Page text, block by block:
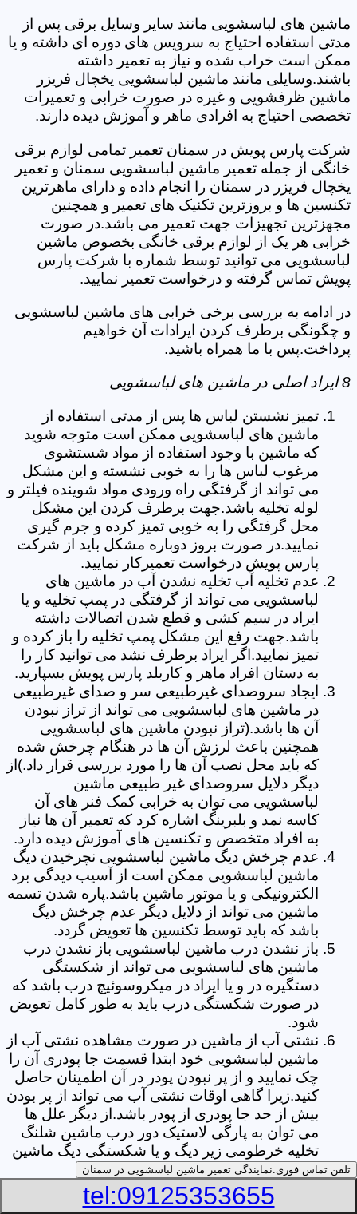
ماشین های لباسشویی مانند سایر وسایل برقی پس از
مدتی استفاده احتیاج به سرویس های دوره ای داشته و یا
ممکن است خراب شده و نیاز به تعمیر داشته
باشند.وسایلی مانند ماشین لباسشویی یخچال فریزر
ماشین ظرفشویی و غیره در صورت خرابی و تعمیرات
تخصصی احتیاج به افرادی ماهر و آموزش دیده دارند.
شرکت پارس پویش در سمنان تعمیر تمامی لوازم برقی
خانگی از جمله تعمیر ماشین لباسشویی سمنان و تعمیر
یخچال فریزر در سمنان را انجام داده و دارای ماهرترین
تکنسین ها و بروزترین تکنیک های تعمیر و همچنین
مجهزترین تجهیزات جهت تعمیر می باشد.در صورت
خرابی هر یک از لوازم برقی خانگی بخصوص ماشین
لباسشویی می توانید توسط شماره با شرکت پارس
پویش تماس گرفته و درخواست تعمیر نمایید.
در ادامه به بررسی برخی خرابی های ماشین لباسشویی
و چگونگی برطرف کردن ایرادات آن خواهیم
پرداخت.پس با ما همراه باشید.
8 ایراد اصلی در ماشین های لباسشویی
تمیز نشستن لباس ها پس از مدتی استفاده از
ماشین های لباسشویی ممکن است متوجه شوید
که ماشین با وجود استفاده از مواد شستشوی
مرغوب لباس ها را به خوبی نشسته و این مشکل
می تواند از گرفتگی راه ورودی مواد شوینده فیلتر و
لوله تخلیه باشد.جهت برطرف کردن این مشکل
محل گرفتگی را به خوبی تمیز کرده و جرم گیری
نمایید.در صورت بروز دوباره مشکل باید از شرکت
پارس پویش درخواست تعمیرکار نمایید.
عدم تخلیه آب تخلیه نشدن آب در ماشین های
لباسشویی می تواند از گرفتگی در پمپ تخلیه و یا
ایراد در سیم کشی و قطع شدن اتصالات داشته
باشد.جهت رفع این مشکل پمپ تخلیه را باز کرده و
تمیز نمایید.اگر ایراد برطرف نشد می توانید کار را
به دستان افراد ماهر و کاربلد پارس پویش بسپارید.
ایجاد سروصدای غیرطبیعی سر و صدای غیرطبیعی
در ماشین های لباسشویی می تواند از تراز نبودن
آن ها باشد.(تراز نبودن ماشین های لباسشویی
همچنین باعث لرزش آن ها در هنگام چرخش شده
که باید محل نصب آن ها را مورد بررسی قرار داد.)از
دیگر دلایل سروصدای غیر طبیعی ماشین
لباسشویی می توان به خرابی کمک فنر های آن
کاسه نمد و بلبرینگ اشاره کرد که تعمیر آن ها نیاز
به افراد متخصص و تکنسین های آموزش دیده دارد.
عدم چرخش دیگ ماشین لباسشویی نچرخیدن دیگ
ماشین لباسشویی ممکن است از آسیب دیدگی برد
الکترونیکی و یا موتور ماشین باشد.پاره شدن تسمه
ماشین می تواند از دلایل دیگر عدم چرخش دیگ
باشد که باید توسط تکنسین ها تعویض گردد.
باز نشدن درب ماشین لباسشویی باز نشدن درب
ماشین های لباسشویی می تواند از شکستگی
دستگیره در و یا ایراد در میکروسوئیچ درب باشد که
در صورت شکستگی درب باید به طور کامل تعویض
شود.
نشتی آب از ماشین در صورت مشاهده نشتی آب از
ماشین لباسشویی خود ابتدا قسمت جا پودری آن را
چک نمایید و از پر نبودن پودر در آن اطمینان حاصل
کنید.زیرا گاهی اوقات نشتی آب می تواند از پر بودن
بیش از حد جا پودری از پودر باشد.از دیگر علل ها
می توان به پارگی لاستیک دور درب ماشین شلنگ
تخلیه خرطومی زیر دیگ و یا شکستگی دیگ ماشین
های لباسشویی اشاره کرد.
خشک نکردن لباس ها یکی از بیشترین علل های
خشک نکردن لباس ها توسط ماشین های
تلفن تماس فوری:نمایندگی تعمیر ماشین لباسشویی در سمنان
tel:09125353655